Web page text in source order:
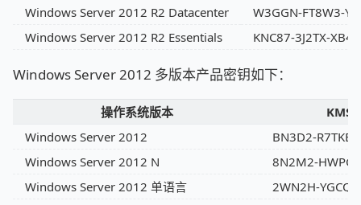
Windows Server 2012 R2 Datacenter
W3GGN-FT8W3-
Windows Server 2012 R2 Essentials
KNC87-3J2TX-
Windows Server 2012 多版本产品密钥如下：
操作系统版本
KMS
Windows Server 2012
BN3D2-
Windows Server 2012 N
8N2M2-
Windows Server 2012 单语言
2WN2H-